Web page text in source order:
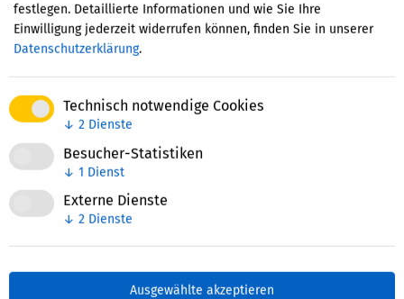
festlegen. Detaillierte Informationen und wie Sie Ihre
Einwilligung jederzeit widerrufen können, finden Sie in unserer
Datenschutzerklärung.
Technisch notwendige Cookies
↓ 2 Dienste
Besucher-Statistiken
↓ 1 Dienst
Externe Dienste
↓ 2 Dienste
Ausgewählte akzeptieren
Lokale Bildungslandschaften
Ansatz, der durch Kooperation und Vernetzung
lokaler Bildungsakteure auf bessere
Bildungschancen und -angebote zielt
MINT-Bildung